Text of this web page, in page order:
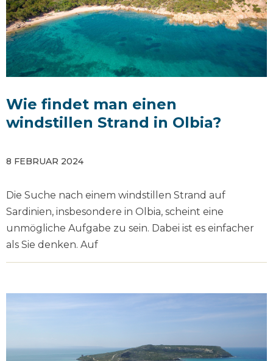
Wie findet man einen
windstillen Strand in Olbia?
8 FEBRUAR 2024
Die Suche nach einem windstillen Strand auf
Sardinien, insbesondere in Olbia, scheint eine
unmögliche Aufgabe zu sein. Dabei ist es einfacher
als Sie denken. Auf